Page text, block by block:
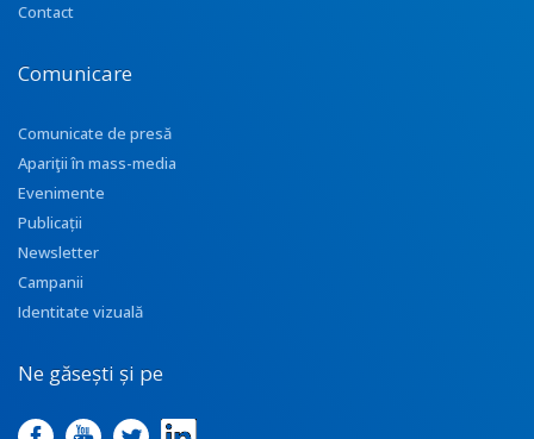
Contact
Comunicare
Comunicate de presă
Apariţii în mass-media
Evenimente
Publicații
Newsletter
Campanii
Identitate vizuală
Ne găsești și pe